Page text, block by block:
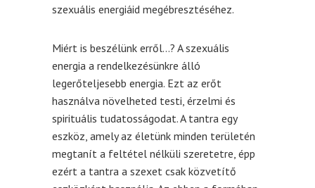
szexuális energiáid megébresztéséhez.
Miért is beszélünk erről…? A szexuális
energia a rendelkezésünkre álló
legerőteljesebb energia. Ezt az erőt
használva növelheted testi, érzelmi és
spirituális tudatosságodat. A tantra egy
eszköz, amely az életünk minden területén
megtanít a feltétel nélküli szeretetre, épp
ezért a tantra a szexet csak közvetítő